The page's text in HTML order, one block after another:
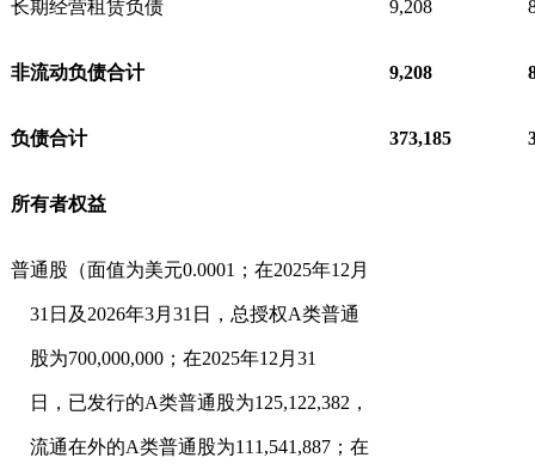
长期经营租赁负债 9,208
非流动负债合计 9,208
负债合计 373,185
所有者权益
普通股（面值为美元0.0001；在2025年12月
31日及2026年3月31日，总授权A类普通
股为700,000,000；在2025年12月31
日，已发行的A类普通股为125,122,382，
流通在外的A类普通股为111,541,887；在